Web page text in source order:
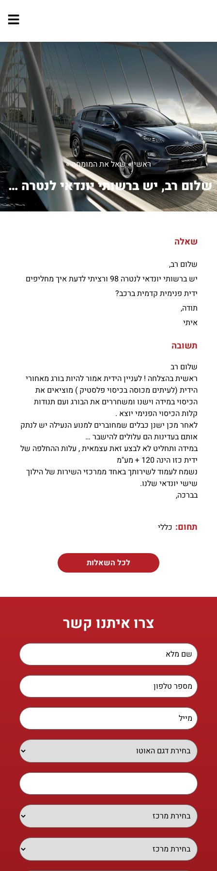
ראשי»שאל את המומחה»
שלום רב, יש ברשותי יונדאי לנטרה 98 ו...
שאלה
שלום רב,
יש ברשותי יונדאי לנטרה 98 ורציתי לדעת איך מחליפים
ידית פנימית קדמית ברכב?
תודה,
איתי
תשובה
שלום רב
ראשית בהצלחה ! לעניין הידית אמור להיות בורג מאחורי
הידית (לעיתים מכוסה בכיסוי פלסטיק ) מוציאים את
הכיסוי במידה וישנו ומשחררים את הבורג ועם תנודות
קלות הכיסוי הפנימי יוצא .
לאחר מכן ישנן כבלים שמחוברים למנוע הנעילה יש לנתק
אותם בעדינות הם עלולים להישבר …
במידה ותחליט לא לבצע זאת עצמאית , עלות ההחלפה של
ידית כזו הינה 120 + מע"מ
נשמח לעמוד לשירותך באחד ממרכזי השירות של הילוך
שישי יונדאי שלנו.
בברכה,
תחום: כללי
לכל השאלות
צרו איתנו קשר